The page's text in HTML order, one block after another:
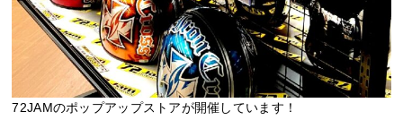
72JAMのポップアップストアが開催しています！